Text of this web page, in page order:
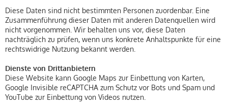
Diese Daten sind nicht bestimmten Personen zuordenbar. Eine
Zusammenführung dieser Daten mit anderen Datenquellen wird
nicht vorgenommen. Wir behalten uns vor, diese Daten
nachträglich zu prüfen, wenn uns konkrete Anhaltspunkte für eine
rechtswidrige Nutzung bekannt werden.
Dienste von Drittanbietern
Diese Website kann Google Maps zur Einbettung von Karten,
Google Invisible reCAPTCHA zum Schutz vor Bots und Spam und
YouTube zur Einbettung von Videos nutzen.